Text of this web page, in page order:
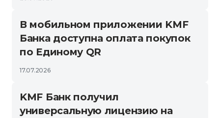
В мобильном приложении KMF
Банка доступна оплата покупок
по Единому QR
17.07.2026
KMF Банк получил
универсальную лицензию на